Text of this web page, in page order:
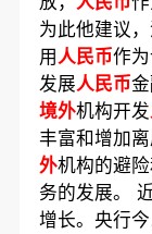
为此他建议
用人民币作
发展人民币
境外机构开发
丰富和增加
外机构的避
务的发展。
增长。央行